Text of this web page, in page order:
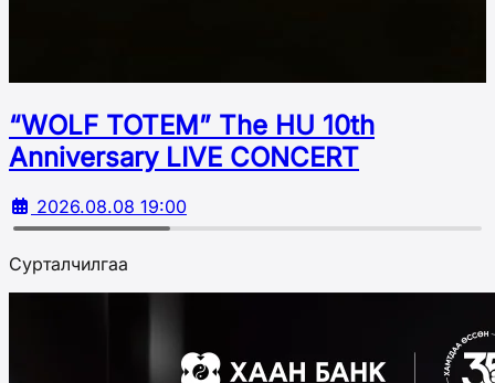
“WOLF TOTEM” The HU 10th
Аnniversary LIVE CONCERT
2026.08.08 19:00
Сурталчилгаа